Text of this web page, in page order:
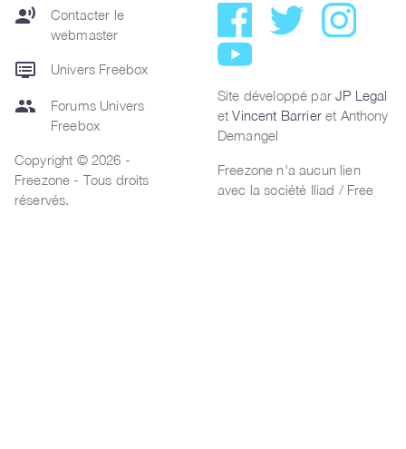
record_voice_over
Contacter le
webmaster
dvr Univers Freebox
group
Forums Univers
Freebox
Copyright © 2026 -
Freezone - Tous droits
réservés.
Site développé parJP Legal
etVincent Barrieret Anthony
Demangel
Freezone n'a aucun lien
avec la société Iliad / Free